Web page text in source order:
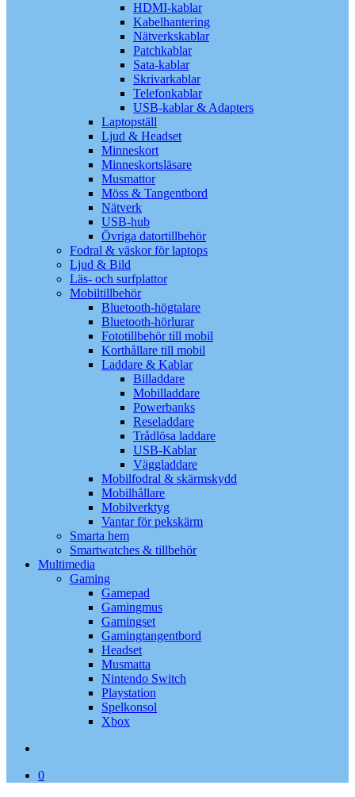
HDMI-kablar
Kabelhantering
Nätverkskablar
Patchkablar
Sata-kablar
Skrivarkablar
Telefonkablar
USB-kablar & Adapters
Laptopställ
Ljud & Headset
Minneskort
Minneskortsläsare
Musmattor
Möss & Tangentbord
Nätverk
USB-hub
Övriga datortillbehör
Fodral & väskor för laptops
Ljud & Bild
Läs- och surfplattor
Mobiltillbehör
Bluetooth-högtalare
Bluetooth-hörlurar
Fototillbehör till mobil
Korthållare till mobil
Laddare & Kablar
Billaddare
Mobilladdare
Powerbanks
Reseladdare
Trådlösa laddare
USB-Kablar
Väggladdare
Mobilfodral & skärmskydd
Mobilhållare
Mobilverktyg
Vantar för pekskärm
Smarta hem
Smartwatches & tillbehör
Multimedia
Gaming
Gamepad
Gamingmus
Gamingset
Gamingtangentbord
Headset
Musmatta
Nintendo Switch
Playstation
Spelkonsol
Xbox
0